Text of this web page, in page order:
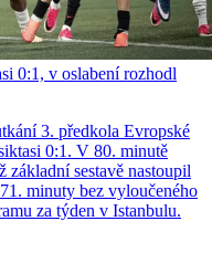
0:1, v oslabení rozhodl
3. předkola Evropské
0:1. V 80. minutě
sestavě nastoupil
minuty bez vyloučeného
za týden v Istanbulu.